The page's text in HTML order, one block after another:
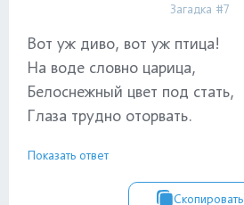
Загадка #7
Вот уж диво, вот уж птица!
На воде словно царица,
Белоснежный цвет под стать,
Глаза трудно оторвать.
Показать ответ
Скопировать